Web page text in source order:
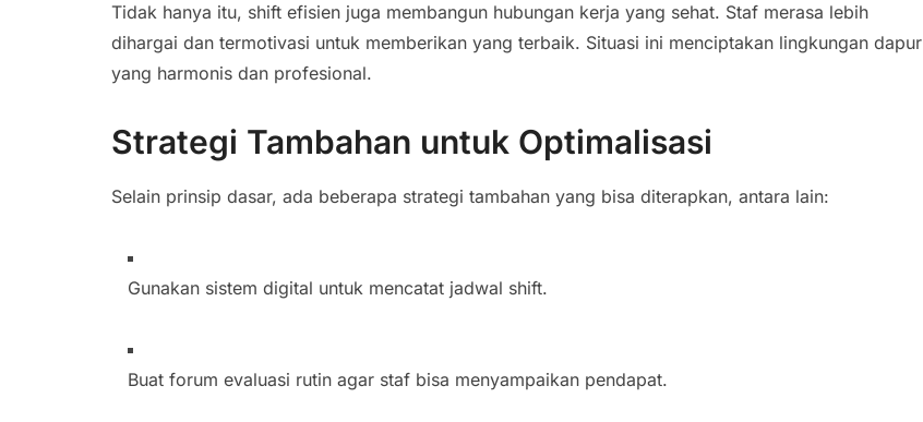
Tidak hanya itu, shift efisien juga membangun hubungan kerja yang sehat. Staf merasa lebih
dihargai dan termotivasi untuk memberikan yang terbaik. Situasi ini menciptakan lingkungan dapur
yang harmonis dan profesional.
Strategi Tambahan untuk Optimalisasi
Selain prinsip dasar, ada beberapa strategi tambahan yang bisa diterapkan, antara lain:
Gunakan sistem digital untuk mencatat jadwal shift.
Buat forum evaluasi rutin agar staf bisa menyampaikan pendapat.